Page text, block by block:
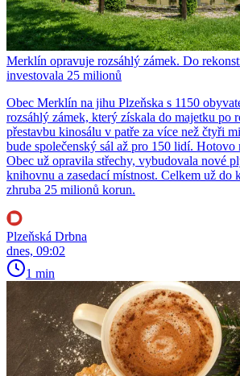
Merklín opravuje rozsáhlý zámek. Do
investovala 25 milionů
Obec Merklín na jihu Plzeňska s 1150
rozsáhlý zámek, který získala do majetku po
přestavbu kinosálu v patře za více než čtyři
bude společenský sál až pro 150 lidí. Hotovo
Obec už opravila střechy, vybudovala nové
knihovnu a zasedací místnost. Celkem už do
zhruba 25 milionů korun.
Plzeňská Drbna
dnes, 09:02
1 min